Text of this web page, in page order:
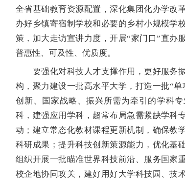
全省基础教育资源配置，深化集团化办学改
办好乡镇寄宿制学校和必要的乡村小规模学
策，加大走访宣讲力度，开展“家门口”直办
普惠性、可及性、优质度。
要强化对科技人才支撑作用，更好服务
构，聚力建设一批高水平大学，打造一批“
创新、国家战略、振兴所需为牵引的学科
科，建强应用学科，超常布局急需紧缺学科
动；建立常态化教材课程更新机制，确保教
科研成果；提升科技创新策源能力，优化基
组织开展一批瞄准世界科技前沿、服务国家
校企地协同攻关，建好用好大学科技园、技